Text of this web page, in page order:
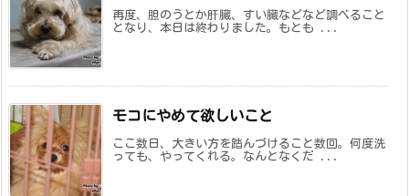
再度、胆のうとか肝臓、すい臓などなど調べること
となり、本日は終わりました。もとも ...
モコにやめて欲しいこと
ここ数日、大きい方を踏んづけること数回。何度洗
っても、やってくれる。なんとなくだ ...